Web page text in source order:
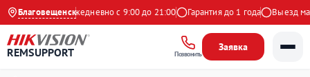
Благовещенск
4.9 на Яндекс Ежедневно с 9:00 до 21:00 Гарантия до 1 года Выезд
REMSUPPORT Позвонить
Заявка